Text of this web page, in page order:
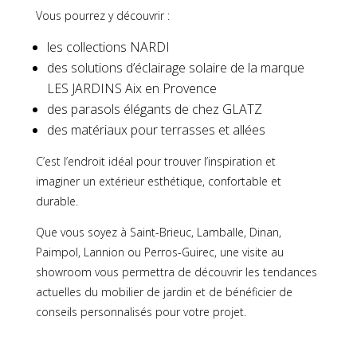
Vous pourrez y découvrir :
les collections NARDI
des solutions d’éclairage solaire de la marque
LES JARDINS Aix en Provence
des parasols élégants de chez GLATZ
des matériaux pour terrasses et allées
C’est l’endroit idéal pour trouver l’inspiration et
imaginer un extérieur esthétique, confortable et
durable.
Que vous soyez à Saint-Brieuc, Lamballe, Dinan,
Paimpol, Lannion ou Perros-Guirec, une visite au
showroom vous permettra de découvrir les tendances
actuelles du mobilier de jardin et de bénéficier de
conseils personnalisés pour votre projet.